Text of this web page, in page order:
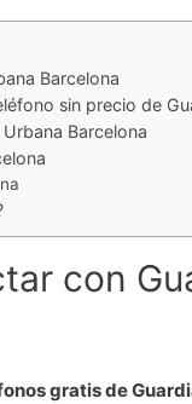
Barcelona
sin precio de
Barcelona
con
gratis de